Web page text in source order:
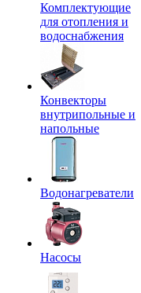
Комплектующие
для отопления и
водоснабжения
Конвекторы
внутрипольные и
напольные
Водонагреватели
Насосы